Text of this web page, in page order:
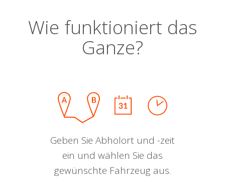
Wie funktioniert das
Ganze?
Geben Sie Abholort und -zeit
ein und wählen Sie das
gewünschte Fahrzeug aus.